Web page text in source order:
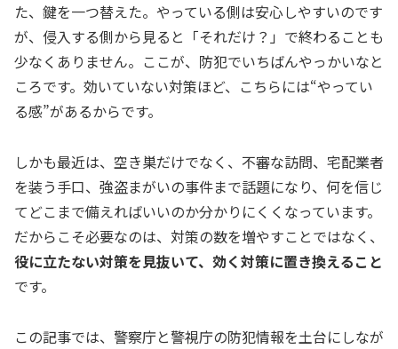
た、鍵を一つ替えた。やっている側は安心しやすいのです
が、侵入する側から見ると「それだけ？」で終わることも
少なくありません。ここが、防犯でいちばんやっかいなと
ころです。効いていない対策ほど、こちらには“やってい
る感”があるからです。
しかも最近は、空き巣だけでなく、不審な訪問、宅配業者
を装う手口、強盗まがいの事件まで話題になり、何を信じ
てどこまで備えればいいのか分かりにくくなっています。
だからこそ必要なのは、対策の数を増やすことではなく、
役に立たない対策を見抜いて、効く対策に置き換えること
です。
この記事では、警察庁と警視庁の防犯情報を土台にしなが